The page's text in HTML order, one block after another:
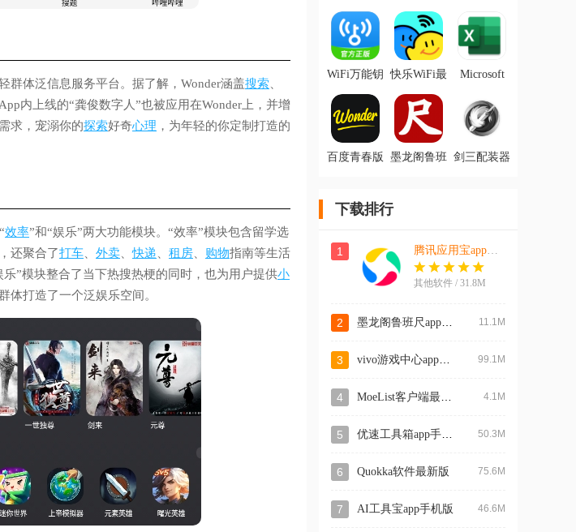
群体泛信息服务平台。据了解，Wonder涵盖搜索
内上线的“龚俊数字人”也被应用在Wonder上，并增
需求，宠溺你的探索好奇心理 ，为年轻的你定制打造的
效率”和“娱乐”两大功能模块。“效率”模块包含留学选
还聚合了打车 外卖 、快递 租房 购物指南等生活
”模块整合了当下热搜热梗的同时，也为用户提供小
体打造了一个泛娱乐空间。
件
通)软件
WiFi万能钥
快乐WiFi最
Microsoft
机版
百度青春版
墨龙阁鲁班 剑三配装器
下载排行
1 腾讯应用宝app官方正版
其他软件 / 31.8M
2 11.1M
3 99.1M
4 4.1M
5 50.3M
6 Quokka软件最新版 75.6M
7 AI工具宝app手机版 46.6M